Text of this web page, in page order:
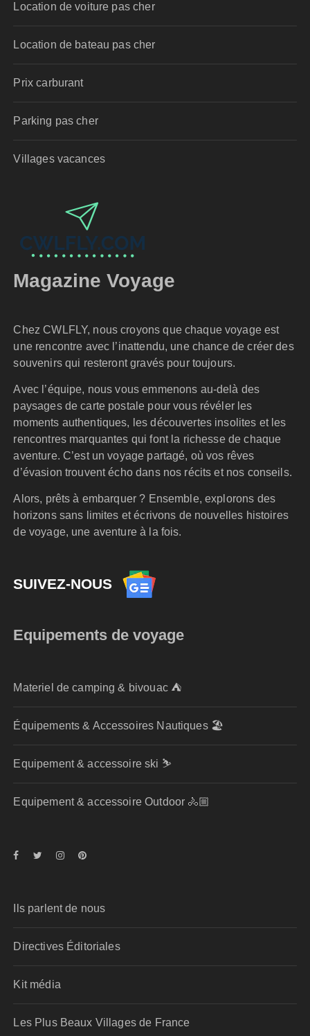
Location de voiture pas cher
Location de bateau pas cher
Prix carburant
Parking pas cher
Villages vacances
Magazine Voyage
Chez CWLFLY, nous croyons que chaque voyage est
une rencontre avec l’inattendu, une chance de créer des
souvenirs qui resteront gravés pour toujours.
Avec l’équipe, nous vous emmenons au-delà des
paysages de carte postale pour vous révéler les
moments authentiques, les découvertes insolites et les
rencontres marquantes qui font la richesse de chaque
aventure. C’est un voyage partagé, où vos rêves
d’évasion trouvent écho dans nos récits et nos conseils.
Alors, prêts à embarquer ? Ensemble, explorons des
horizons sans limites et écrivons de nouvelles histoires
de voyage, une aventure à la fois.
SUIVEZ-NOUS
Equipements de voyage
Materiel de camping & bivouac ⛺
Équipements & Accessoires Nautiques 🏖️
Equipement & accessoire ski ⛷️
Equipement & accessoire Outdoor 🚴🏼
Ils parlent de nous
Directives Éditoriales
Kit média
Les Plus Beaux Villages de France